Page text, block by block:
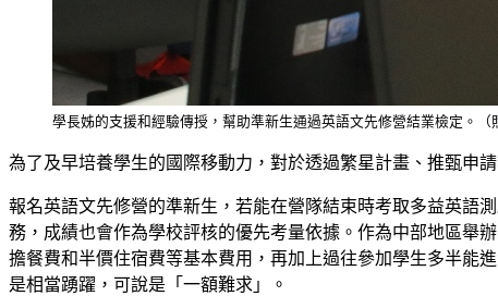
學長姊的支援和經驗傳授，幫助準新生通過英語文先修營結業檢定。（
為了及早培養學生的國際移動力，對於透過繁星計畫、推甄申
報名英語文先修營的準新生，若能在營隊結束時考取多益英語
務，成績也會作為學校評核的優先考量依據。作為中部地區舉
擔餐費和半價住宿費等基本費用，再加上過往參加學生多半能
是相當踴躍，可說是「一額難求」。